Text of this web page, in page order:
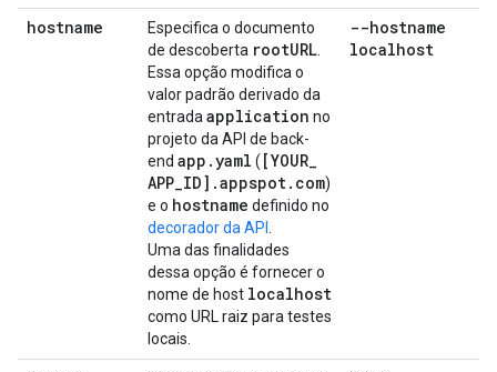
hostname
Especifica o documento
de descoberta rootURL
Essa opção modifica o
valor padrão derivado da
entrada application no
projeto da API de back-
end app .yaml ( [YOUR_
APP_ID] .appspot. com)
e o hostname definido no
decorador da API
Uma das finalidades
dessa opção é fornecer o
nome de host localhost
como URL raiz para testes
locais.
--hostname
localhost